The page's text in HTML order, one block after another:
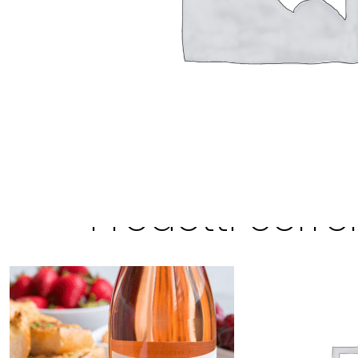
Prodotti